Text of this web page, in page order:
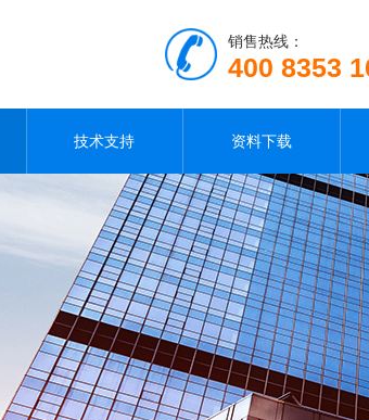
销售热线：
400 8353
技术支持 资料下载